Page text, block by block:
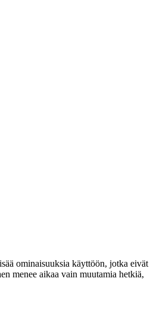
ominaisuuksia käyttöön, jotka eivät
menee aikaa vain muutamia hetkiä,